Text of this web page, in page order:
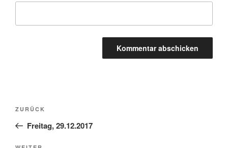
Beitragsnavigation
Vorheriger
Beitrag
ZURÜCK
Freitag, 29.12.2017